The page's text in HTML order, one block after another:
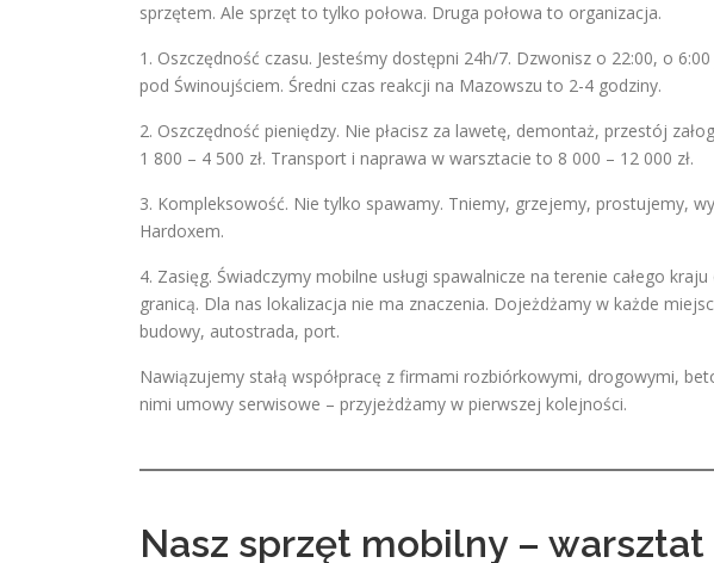
sprzętem. Ale sprzęt to tylko połowa. Druga połowa to organizacja.
1. Oszczędność czasu. Jesteśmy dostępni 24h/7. Dzwonisz o 22:00, o
pod Świnoujściem. Średni czas reakcji na Mazowszu to 2-4 godziny.
2. Oszczędność pieniędzy. Nie płacisz za lawetę, demontaż, przestój
1 800 – 4 500 zł. Transport i naprawa w warsztacie to 8 000 – 12 000 zł.
3. Kompleksowość. Nie tylko spawamy. Tniemy, grzejemy, prostujemy,
Hardoxem.
4. Zasięg. Świadczymy mobilne usługi spawalnicze na terenie całego
granicą. Dla nas lokalizacja nie ma znaczenia. Dojeżdżamy w każde
budowy, autostrada, port.
Nawiązujemy stałą współpracę z firmami rozbiórkowymi, drogowymi,
nimi umowy serwisowe – przyjeżdżamy w pierwszej kolejności.
Nasz sprzęt mobilny – warsztat